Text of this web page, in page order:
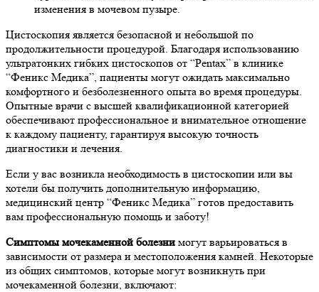
изменения в мочевом пузыре.
Цистоскопия является безопасной и небольшой по
продолжительности процедурой. Благодаря использованию
ультратонких гибких цистоскопов от “Pentax” в клинике
“Феникс Медика”, пациенты могут ожидать максимально
комфортного и безболезненного опыта во время процедуры.
Опытные врачи с высшей квалификационной категорией
обеспечивают профессиональное и внимательное отношение
к каждому пациенту, гарантируя высокую точность
диагностики и лечения.
Если у вас возникла необходимость в цистоскопии или вы
хотели бы получить дополнительную информацию,
медицинский центр “Феникс Медика” готов предоставить
вам профессиональную помощь и заботу!
Симптомы мочекаменной болезни могут варьироваться в
зависимости от размера и местоположения камней. Некоторые
из общих симптомов, которые могут возникнуть при
мочекаменной болезни, включают: